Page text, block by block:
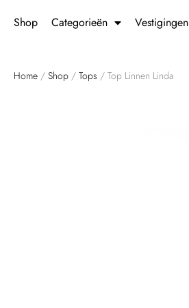
Shop Categorieën Vestigingen
Home / Shop / Tops / Top Linnen Linda